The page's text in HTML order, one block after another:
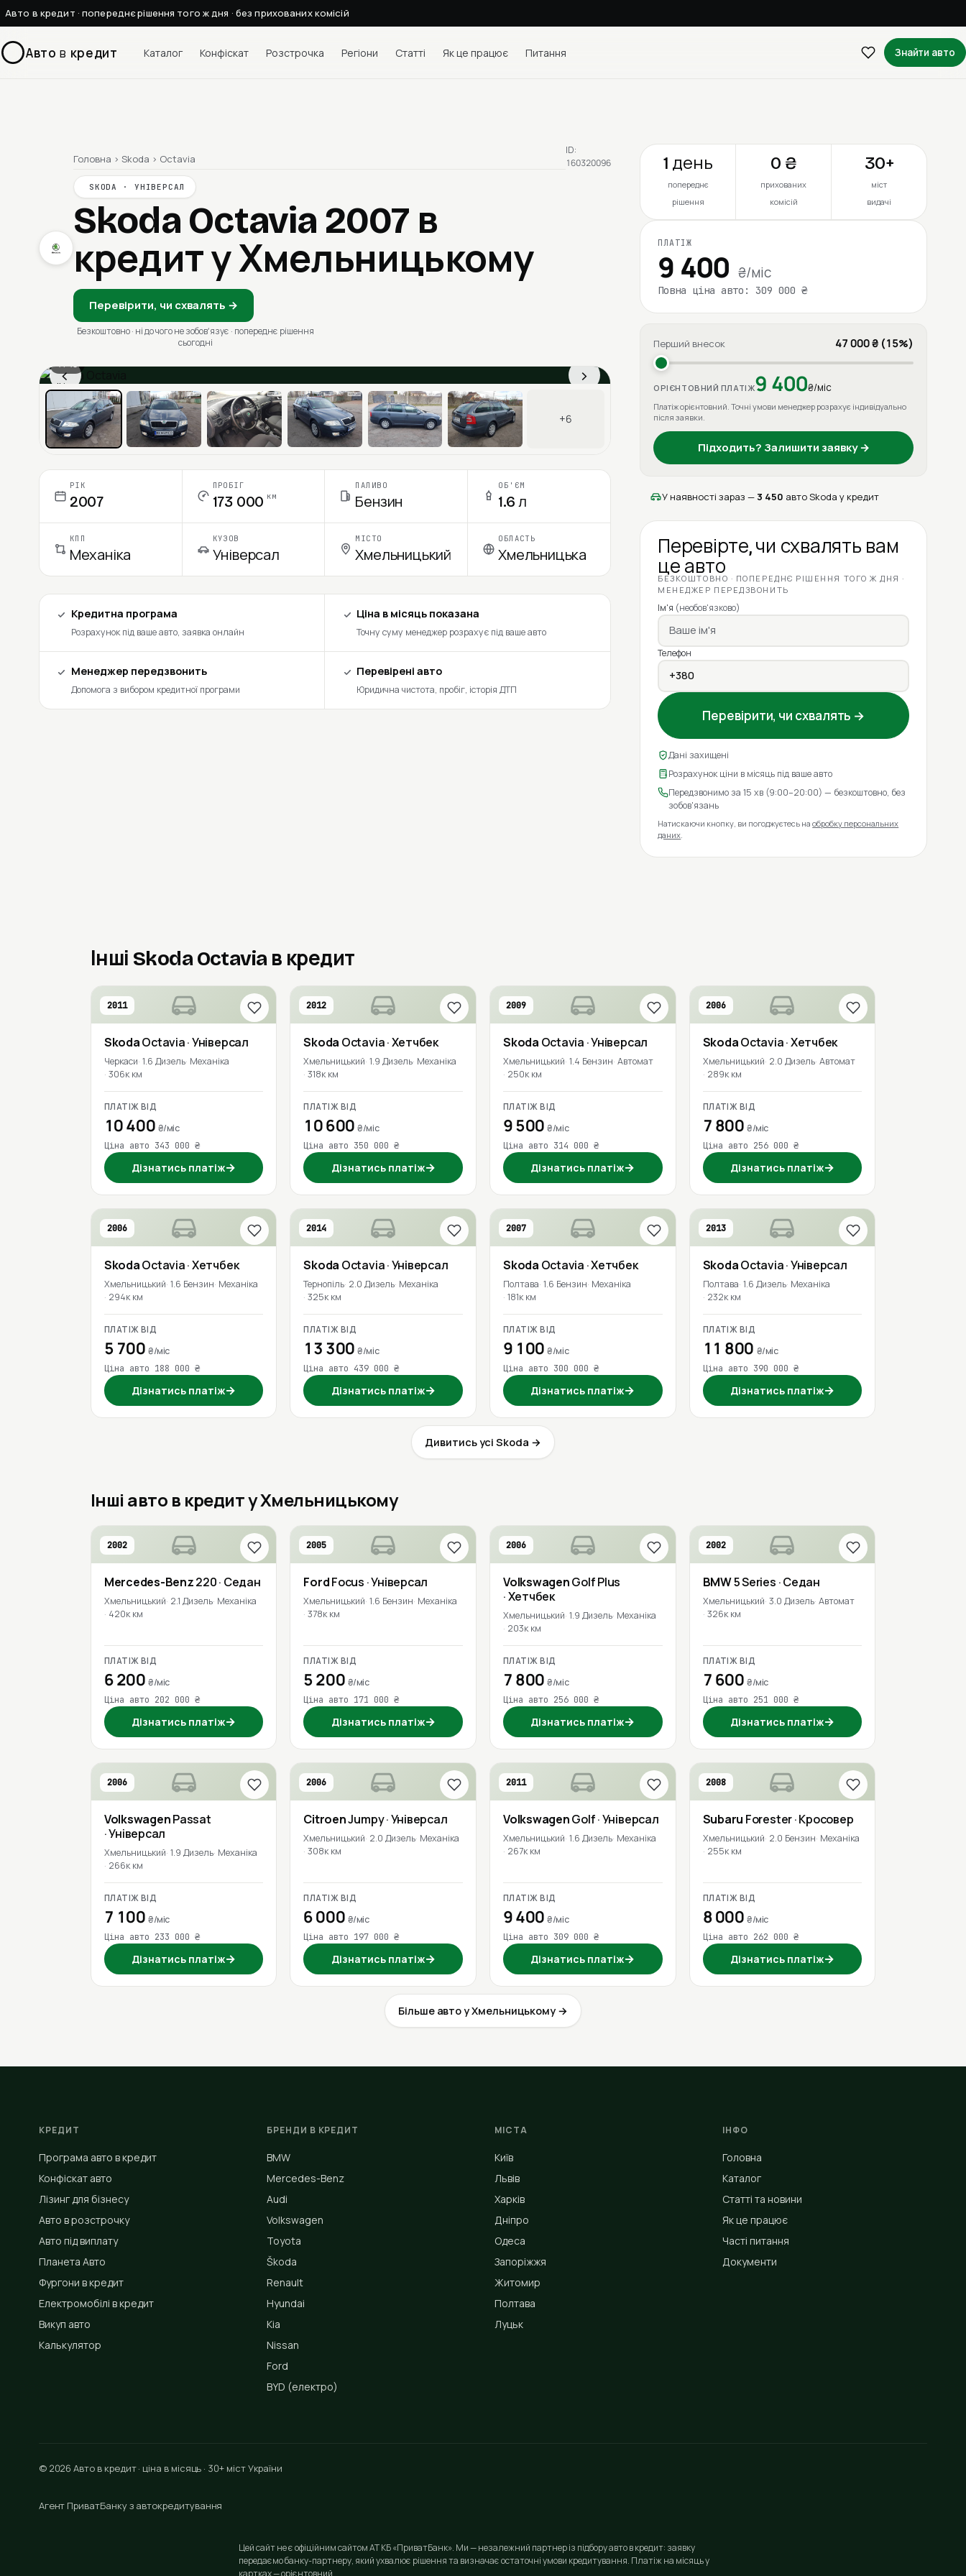
Авто в кредит · попереднє рішення того ж дня · без прихованих комісій
Авто в кредит Каталог Конфіскат Розстрочка Регіони Статті Як це працює Питання Знайти авто
Головна › Skoda › Octavia
SKODA · УНІВЕРСАЛ
Skoda Octavia 2007 в
кредит у Хмельницькому
Перевірити, чи схвалять →
Безкоштовно · ні до чого не зобовʼязує · попереднє рішення
сьогодні
ID:
160320096
‹ ›
1 / 13
Ціна в місяць
+6
РІК
2007
ПРОБІГ
173 000 км
ПАЛИВО
Бензин
ОБ'ЄМ
1.6 л
КПП
Механіка
КУЗОВ
Універсал
МІСТО
Хмельницький
ОБЛАСТЬ
Хмельницька
Кредитна програма
Розрахунок під ваше авто, заявка онлайн
Ціна в місяць показана
Точну суму менеджер розрахує під ваше авто
Менеджер передзвонить
Допомога з вибором кредитної програми
Перевірені авто
Юридична чистота, пробіг, історія ДТП
1 день
попереднє
рішення
0 ₴
прихованих
комісій
30+
міст
видачі
ПЛАТІЖ
9 400 ₴/міс
Повна ціна авто: 309 000 ₴
Перший внесок 47 000 ₴ (15%)
ОРІЄНТОВНИЙ ПЛАТІЖ9 400₴/міс
Платіж орієнтовний. Точні умови менеджер розрахує індивідуально
після заявки.
Підходить? Залишити заявку →
У наявності зараз — 3 450 авто Skoda у кредит
Перевірте, чи схвалять вам
це авто
БЕЗКОШТОВНО · ПОПЕРЕДНЄ РІШЕННЯ ТОГО Ж ДНЯ ·
МЕНЕДЖЕР ПЕРЕДЗВОНИТЬ
Ім'я (необов'язково)
Телефон
Перевірити, чи схвалять →
Дані захищені
Розрахунок ціни в місяць під ваше авто
Передзвонимо за 15 хв (9:00–20:00) — безкоштовно, без
зобов'язань
Натискаючи кнопку, ви погоджуєтесь наобробку персональних
даних
Інші Skoda Octavia в кредит
2011
SkodaOctavia· Універсал
Черкаси 1.6 Дизель Механіка
306к км
ПЛАТІЖ ВІД
10 400 ₴/міс
Ціна авто 343 000 ₴
Дізнатись платіж→
2012
Skoda Octavia· Хетчбек
Хмельницький 1.9 Дизель Механіка
318к км
ПЛАТІЖ ВІД
10 600₴/міс
Ціна авто 350 000 ₴
Дізнатись платіж→
2009
Skoda Octavia · Універсал
Хмельницький 1.4 Бензин Автомат
250к км
ПЛАТІЖ ВІД
9 500₴/міс
Ціна авто 314 000 ₴
Дізнатись платіж→
2006
SkodaOctavia· Хетчбек
Хмельницький 2.0 Дизель Автомат
289к км
ПЛАТІЖ ВІД
7 800 ₴/міс
Ціна авто 256 000 ₴
Дізнатись платіж→
2006
SkodaOctavia· Хетчбек
Хмельницький 1.6 Бензин Механіка
294к км
ПЛАТІЖ ВІД
5 700₴/міс
Ціна авто 188 000 ₴
Дізнатись платіж→
2014
Skoda Octavia· Універсал
Тернопіль 2.0 Дизель Механіка
325к км
ПЛАТІЖ ВІД
13 300₴/міс
Ціна авто 439 000 ₴
Дізнатись платіж→
2007
Skoda Octavia · Хетчбек
Полтава 1.6 Бензин Механіка
181к км
ПЛАТІЖ ВІД
9 100₴/міс
Ціна авто 300 000 ₴
Дізнатись платіж→
2013
SkodaOctavia· Універсал
Полтава 1.6 Дизель Механіка
232к км
ПЛАТІЖ ВІД
11 800 ₴/міс
Ціна авто 390 000 ₴
Дізнатись платіж→
Дивитись усі Skoda →
Інші авто в кредит у Хмельницькому
2002
Mercedes-Benz220· Седан
Хмельницький 2.1 Дизель Механіка
420к км
ПЛАТІЖ ВІД
6 200₴/міс
Ціна авто 202 000 ₴
Дізнатись платіж→
2005
FordFocus · Універсал
Хмельницький 1.6 Бензин Механіка
378к км
ПЛАТІЖ ВІД
5 200 ₴/міс
Ціна авто 171 000 ₴
Дізнатись платіж→
2006
VolkswagenGolf Plus
· Хетчбек
Хмельницький 1.9 Дизель Механіка
203к км
ПЛАТІЖ ВІД
7 800₴/міс
Ціна авто 256 000 ₴
Дізнатись платіж→
2002
BMW5 Series · Седан
Хмельницький 3.0 Дизель Автомат
326к км
ПЛАТІЖ ВІД
7 600 ₴/міс
Ціна авто 251 000 ₴
Дізнатись платіж→
2006
VolkswagenPassat
· Універсал
Хмельницький 1.9 Дизель Механіка
266к км
ПЛАТІЖ ВІД
7 100₴/міс
Ціна авто 233 000 ₴
Дізнатись платіж→
2006
CitroenJumpy· Універсал
Хмельницький 2.0 Дизель Механіка
308к км
ПЛАТІЖ ВІД
6 000 ₴/міс
Ціна авто 197 000 ₴
Дізнатись платіж→
2011
VolkswagenGolf· Універсал
Хмельницький 1.6 Дизель Механіка
267к км
ПЛАТІЖ ВІД
9 400₴/міс
Ціна авто 309 000 ₴
Дізнатись платіж→
2008
Subaru Forester· Кросовер
Хмельницький 2.0 Бензин Механіка
255к км
ПЛАТІЖ ВІД
8 000 ₴/міс
Ціна авто 262 000 ₴
Дізнатись платіж→
Більше авто у Хмельницькому →
КРЕДИТ
Програма авто в кредит
Конфіскат авто
Лізинг для бізнесу
Авто в розстрочку
Авто під виплату
Планета Авто
Фургони в кредит
Електромобілі в кредит
Викуп авто
Калькулятор
БРЕНДИ В КРЕДИТ
BMW
Mercedes-Benz
Audi
Volkswagen
Toyota
Škoda
Renault
Hyundai
Kia
Nissan
Ford
BYD (електро)
МІСТА
Київ
Львів
Харків
Дніпро
Одеса
Запоріжжя
Житомир
Полтава
Луцьк
ІНФО
Головна
Каталог
Статті та новини
Як це працює
Часті питання
Документи
© 2026 Авто в кредит · ціна в місяць · 30+ міст України
Агент ПриватБанку з автокредитування
Цей сайт не є офіційним сайтом АТ КБ «ПриватБанк». Ми — незалежний партнер із підбору авто в кредит: заявку
передаємо банку-партнеру, який ухвалює рішення та визначає остаточні умови кредитування. Платіж на місяць у
картках — орієнтовний.